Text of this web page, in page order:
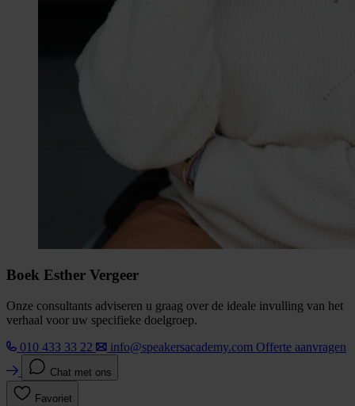
Boek Esther Vergeer
Onze consultants adviseren u graag over de ideale invulling van het
verhaal voor uw specifieke doelgroep.
010 433 33 22
info@speakersacademy.com Offerte aanvragen
Chat met ons
Favoriet